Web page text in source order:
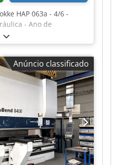
HAP 063a - 4/6 -
- Ano de
técnicos - Força máxima
máxima do óleo: 400
4100 mm -
dobra: 6000 mm -
(ajustável): 0 - 500 mm -
de fixação das
Bombas hidráulicas:
kW - Vazão em vazio:
carga total: 2x 33 l/min
- Bomba de comando:
de instalação (LxP):
acima do piso: 4100 mm
- Subsolo traseiro:
Anúncio classificado